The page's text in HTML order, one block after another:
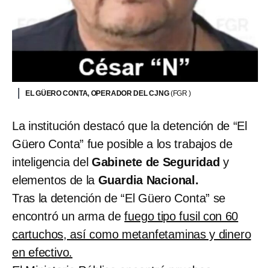
EL GÜERO CONTA, OPERADOR DEL CJNG(FGR )
La institución destacó que la detención de “El
Güero Conta” fue posible a los trabajos de
inteligencia del Gabinete de Seguridad y
elementos de la Guardia Nacional.
Tras la detención de “El Güero Conta” se
encontró un arma defuego tipo fusil con 60
cartuchos, así como metanfetaminas y dinero
en efectivo.